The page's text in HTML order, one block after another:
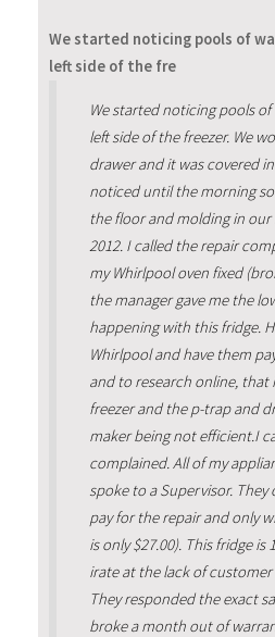
We started noticing pools of
left side of the fre
We started noticing pools
left side of the freezer. We
drawer and it was covered
noticed until the morning
the floor and molding in
2012. I called the repair
my Whirlpool oven fixed
the manager gave me the
happening with this fridge.
Whirlpool and have them
and to research online, that
freezer and the p-trap and
maker being not efficient.I
complained. All of my
spoke to a Supervisor.
pay for the repair and only
is only $27.00). This fridge
irate at the lack of
They responded the exact
broke a month out of